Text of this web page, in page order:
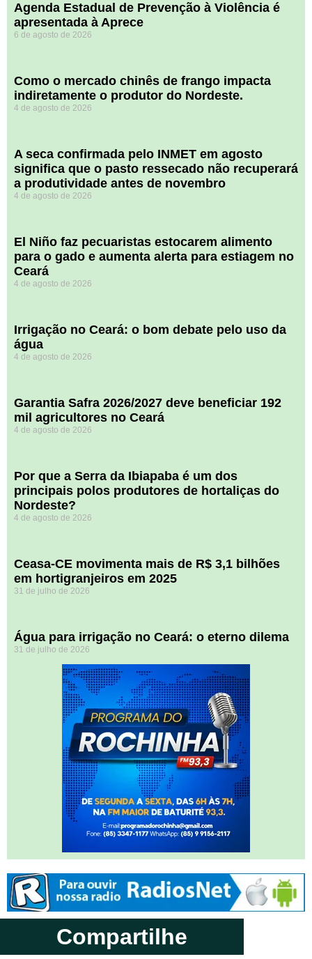
Agenda Estadual de Prevenção à Violência é
apresentada à Aprece
6 de agosto de 2026
​Como o mercado chinês de frango impacta
indiretamente o produtor do Nordeste.
4 de agosto de 2026
A seca confirmada pelo INMET em agosto
significa que o pasto ressecado não recuperará
a produtividade antes de novembro
4 de agosto de 2026
El Niño faz pecuaristas estocarem alimento
para o gado e aumenta alerta para estiagem no
Ceará
4 de agosto de 2026
Irrigação no Ceará: o bom debate pelo uso da
água
4 de agosto de 2026
Garantia Safra 2026/2027 deve beneficiar 192
mil agricultores no Ceará
4 de agosto de 2026
Por que a Serra da Ibiapaba é um dos
principais polos produtores de hortaliças do
Nordeste?
4 de agosto de 2026
Ceasa-CE movimenta mais de R$ 3,1 bilhões
em hortigranjeiros em 2025
31 de julho de 2026
Água para irrigação no Ceará: o eterno dilema
31 de julho de 2026
Compartilhe